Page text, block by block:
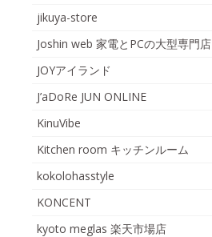
jikuya-store
Joshin web 家電とPCの大型専門店
JOYアイランド
J’aDoRe JUN ONLINE
KinuVibe
Kitchen room キッチンルーム
kokolohasstyle
KONCENT
kyoto meglas 楽天市場店